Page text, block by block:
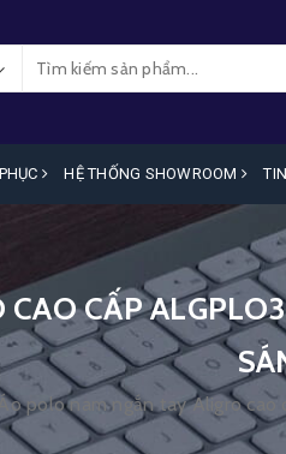
HỆ THỐNG SHOWROOM
CẤP
Áo polo nam ngắn tay Aligro cao